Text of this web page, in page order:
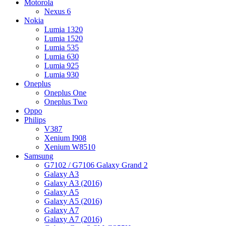
Motorola
Nexus 6
Nokia
Lumia 1320
Lumia 1520
Lumia 535
Lumia 630
Lumia 925
Lumia 930
Oneplus
Oneplus One
Oneplus Two
Oppo
Philips
V387
Xenium I908
Xenium W8510
Samsung
G7102 / G7106 Galaxy Grand 2
Galaxy A3
Galaxy A3 (2016)
Galaxy A5
Galaxy A5 (2016)
Galaxy A7
Galaxy A7 (2016)